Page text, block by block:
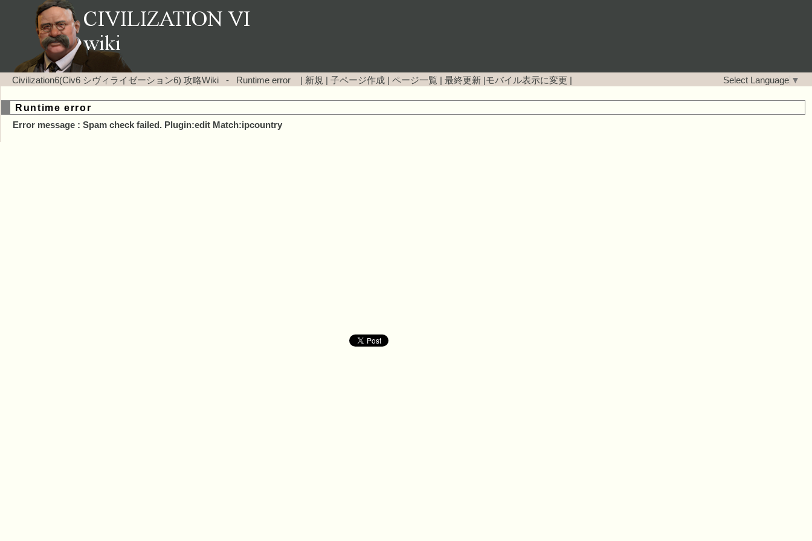
Civilization6(Civ6 シヴィライゼーション6) 攻略Wiki - Runtime error | 新規 子ページ作成 ページ一覧 最終更新 モバイル表示に変更 Select Language ▼
Runtime error
Error message : Spam check failed. Plugin:edit Match:ipcountry